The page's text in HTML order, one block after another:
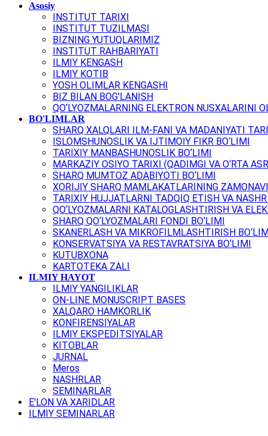
Asosiy
INSTITUT TARIXI
INSTITUT TUZILMASI
BIZNING YUTUQLARIMIZ
INSTITUT RAHBARIYATI
ILMIY KENGASH
ILMIY KOTIB
YOSH OLIMLAR KENGASHI
BIZ BILAN BOG'LANISH
QO‘LYOZMALARNING ELEKTRON NUSXALARINI
BO'LIMLAR
SHARQ XALQLARI ILM-FANI VA MADANIYATI
ISLOMSHUNOSLIK VA IJTIMOIY FIKR BO‘LIMI
TARIXIY MANBASHUNOSLIK BO‘LIMI
MARKAZIY OSIYO TARIXI (QADIMGI VA O‘RTA
SHARQ MUMTOZ ADABIYOTI BO‘LIMI
XORIJIY SHARQ MAMLAKATLARINING
TARIXIY HUJJATLARNI TADQIQ ETISH VA
QO‘LYOZMALARNI KATALOGLASHTIRISH VA
SHARQ QO‘LYOZMALARI FONDI BO‘LIMI
SKANERLASH VA MIKROFILMLASHTIRISH
KONSERVATSIYA VA RESTAVRATSIYA BO‘LIMI
KUTUBXONA
KARTOTEKA ZALI
ILMIY HAYOT
ILMIY YANGILIKLAR
ON-LINE MONUSCRIPT BASES
XALQARO HAMKORLIK
KONFIRENSIYALAR
ILMIY EKSPEDITSIYALAR
KITOBLAR
JURNAL
Meros
NASHRLAR
SEMINARLAR
E'LON VA XARIDLAR
ILMIY SEMINARLAR